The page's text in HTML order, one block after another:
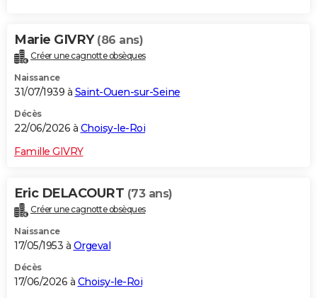
Marie GIVRY (86 ans)
Créer une cagnotte obsèques
Naissance
31/07/1939 à Saint-Ouen-sur-Seine
Décès
22/06/2026 à Choisy-le-Roi
Famille GIVRY
Eric DELACOURT (73 ans)
Créer une cagnotte obsèques
Naissance
17/05/1953 à Orgeval
Décès
17/06/2026 à Choisy-le-Roi